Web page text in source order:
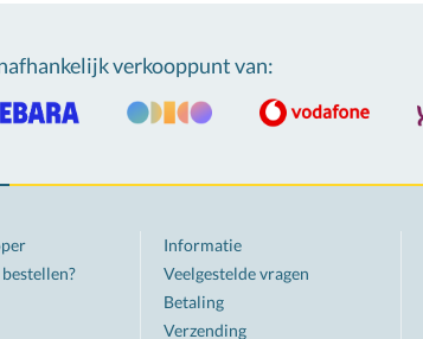
verkooppunt van:
Informatie
Veelgestelde vragen
Betaling
Verzending